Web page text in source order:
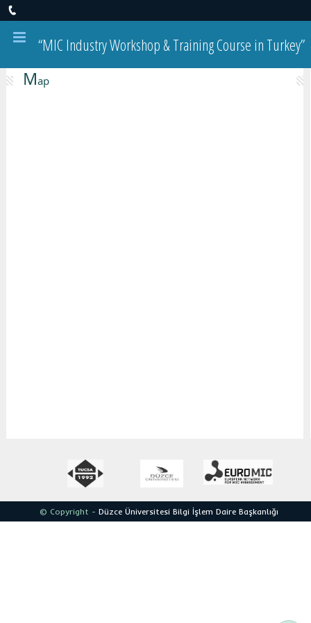
“MIC Industry Workshop & Training Course in Turkey”
Map
© Copyright - Düzce Üniversitesi Bilgi İşlem Daire Başkanlığı